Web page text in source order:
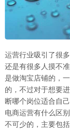
运营行业吸引了很
还是有很多人摸不
是做淘宝店铺的，
的，不过对于想要
断哪个岗位适合自
电商运营有什么区
不可少的，主要包